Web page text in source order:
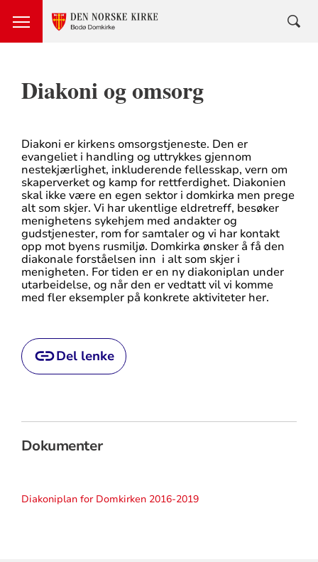
Diakoni og omsorg
Diakoni er kirkens omsorgstjeneste. Den er
evangeliet i handling og uttrykkes gjennom
nestekjærlighet, inkluderende fellesskap, vern om
skaperverket og kamp for rettferdighet. Diakonien
skal ikke være en egen sektor i domkirka men prege
alt som skjer. Vi har ukentlige eldretreff, besøker
menighetens sykehjem med andakter og
gudstjenester, rom for samtaler og vi har kontakt
opp mot byens rusmiljø. Domkirka ønsker å få den
diakonale forståelsen inn i alt som skjer i
menigheten. For tiden er en ny diakoniplan under
utarbeidelse, og når den er vedtatt vil vi komme
med fler eksempler på konkrete aktiviteter her.
Del lenke
Dokumenter
Diakoniplan for Domkirken 2016-2019